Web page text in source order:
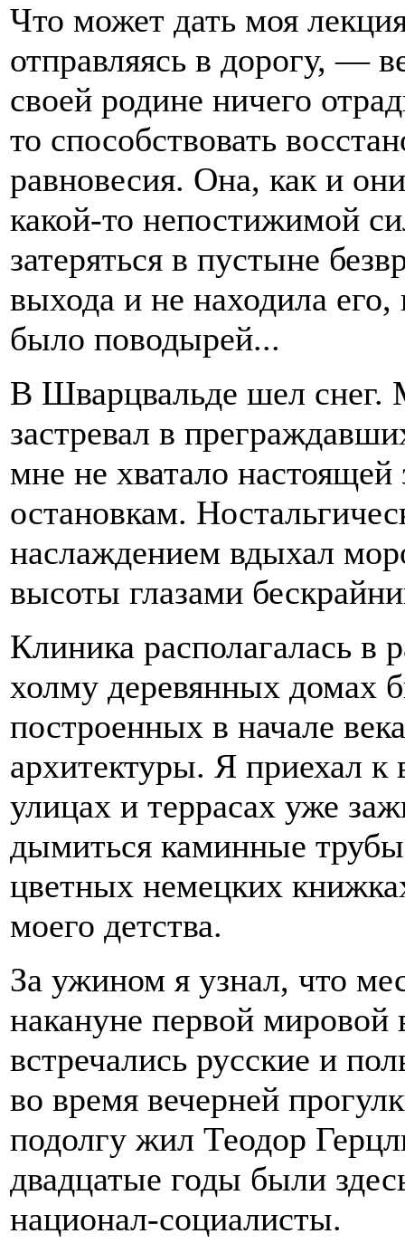
Что может дать моя
отправляясь в дорогу, —
своей родине ничего
то способствовать
равновесия. Она, как и
какой-то непостижимой
затеряться в пустыне
выхода и не находила
было поводырей...
В Шварцвальде шел снег.
застревал в
мне не хватало
остановкам.
наслаждением вдыхал
высоты глазами
Клиника располагалась в
холму деревянных домах
построенных в начале
архитектуры. Я приехал к
улицах и террасах уже
дымиться каминные
цветных немецких
моего детства.
За ужином я узнал, что
накануне первой мировой
встречались русские и
во время вечерней
подолгу жил Теодор
двадцатые годы были
национал-социалисты.